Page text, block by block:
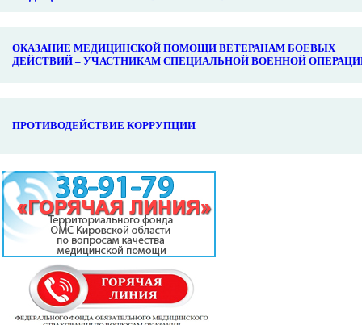
ОКАЗАНИЕ МЕДИЦИНСКОЙ ПОМОЩИ ВЕТЕРАНАМ БОЕВЫХ
ДЕЙСТВИЙ – УЧАСТНИКАМ СПЕЦИАЛЬНОЙ ВОЕННОЙ
ПРОТИВОДЕЙСТВИЕ КОРРУПЦИИ